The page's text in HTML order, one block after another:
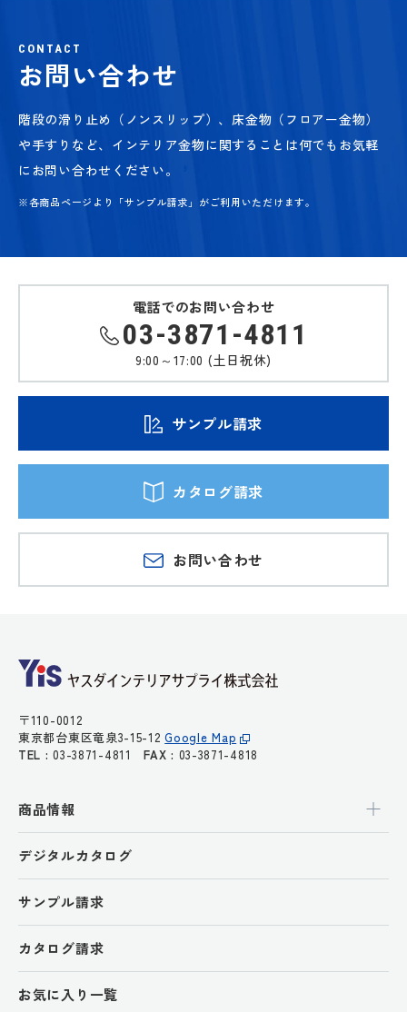
CONTACT
お問い合わせ
階段の滑り止め（ノンスリップ）、床金物（フロアー金物）
や手すりなど、 インテリア金物に関することは何でもお気軽
にお問い合わせください。
※各商品ページより「サンプル請求」がご利用いただけます。
電話でのお問い合わせ
03-3871-4811
9:00～17:00 (土日祝休)
サンプル請求
カタログ請求
お問い合わせ
〒110-0012
東京都台東区竜泉3-15-12Google Map
TEL : 03-3871-4811FAX : 03-3871-4818
商品情報
デジタルカタログ
サンプル請求
カタログ請求
お気に入り一覧